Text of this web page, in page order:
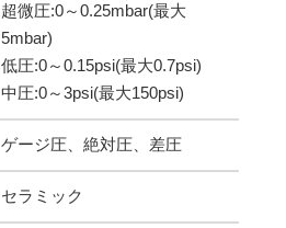
超微圧:0～0.25mbar(最大
5mbar)
低圧:0～0.15psi(最大0.7psi)
中圧:0～3psi(最大150psi)
ゲージ圧、絶対圧、差圧
セラミック